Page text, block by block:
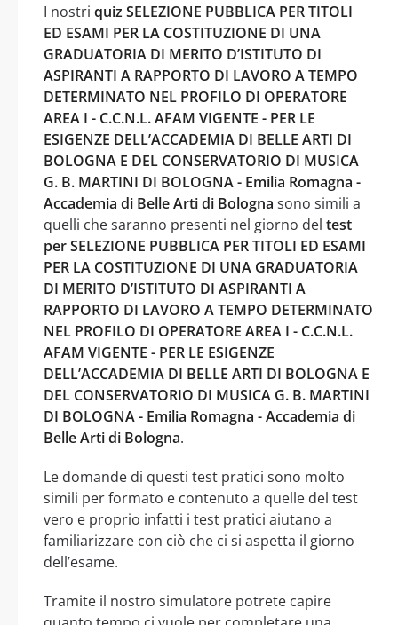
I nostri quiz SELEZIONE PUBBLICA PER TITOLI
ED ESAMI PER LA COSTITUZIONE DI UNA
GRADUATORIA DI MERITO D’ISTITUTO DI
ASPIRANTI A RAPPORTO DI LAVORO A TEMPO
DETERMINATO NEL PROFILO DI OPERATORE
AREA I - C.C.N.L. AFAM VIGENTE - PER LE
ESIGENZE DELL’ACCADEMIA DI BELLE ARTI DI
BOLOGNA E DEL CONSERVATORIO DI MUSICA
G. B. MARTINI DI BOLOGNA - Emilia Romagna -
Accademia di Belle Arti di Bologna sono simili a
quelli che saranno presenti nel giorno del test
per SELEZIONE PUBBLICA PER TITOLI ED ESAMI
PER LA COSTITUZIONE DI UNA GRADUATORIA
DI MERITO D’ISTITUTO DI ASPIRANTI A
RAPPORTO DI LAVORO A TEMPO DETERMINATO
NEL PROFILO DI OPERATORE AREA I - C.C.N.L.
AFAM VIGENTE - PER LE ESIGENZE
DELL’ACCADEMIA DI BELLE ARTI DI BOLOGNA E
DEL CONSERVATORIO DI MUSICA G. B. MARTINI
DI BOLOGNA - Emilia Romagna - Accademia di
Belle Arti di Bologna.
Le domande di questi test pratici sono molto
simili per formato e contenuto a quelle del test
vero e proprio infatti i test pratici aiutano a
familiarizzare con ciò che ci si aspetta il giorno
dell’esame.
Tramite il nostro simulatore potrete capire